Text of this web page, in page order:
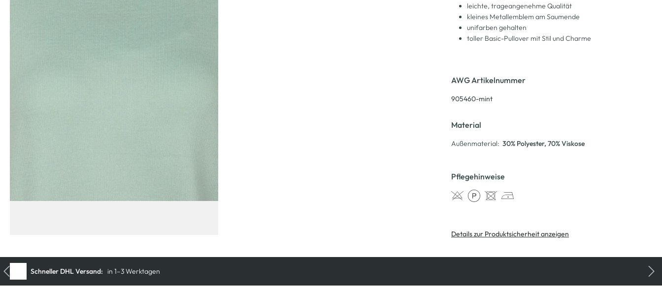
leichte, trageangenehme Qualität
kleines Metallemblem am Saumende
unifarben gehalten
toller Basic-Pullover mit Stil und Charme
AWG Artikelnummer
905460-mint
Material
Außenmaterial: 30% Polyester, 70% Viskose
Pflegehinweise
Details zur Produktsicherheit anzeigen